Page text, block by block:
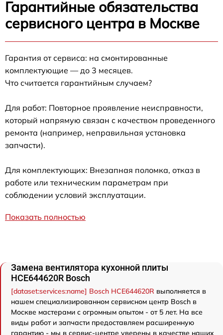
Гарантийные обязательства
сервисного центра в Москве
Гарантия от сервиса: на смонтированные
комплектующие — до 3 месяцев.
Что считается гарантийным случаем?
Для работ: Повторное проявление неисправности,
который напрямую связан с качеством проведенного
ремонта (например, неправильная установка
запчасти).
Для комплектующих: Внезапная поломка, отказ в
работе или техническим параметрам при
соблюдении условий эксплуатации.
Показать полностью
Замена вентилятора кухонной плиты
HCE644620R Bosch
[dataset:services:name] Bosch HCE644620R выполняется в
нашем специализированном сервисном центр Bosch в
Москве мастерами с огромным опытом - от 5 лет. На все
виды работ и запчасти предоставляем расширенную
гарантию - мы в сервис-центре уверены в качестве наших